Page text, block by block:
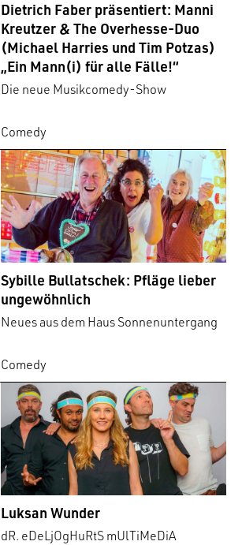
Dietrich Faber präsentiert: Manni
Kreutzer & The Overhesse-Duo
(Michael Harries und Tim Potzas)
„Ein Mann(i) für alle Fälle!“
Die neue Musikcomedy-Show
Comedy
Sybille Bullatschek: Pfläge lieber
ungewöhnlich
Neues aus dem Haus Sonnenuntergang
Comedy
Luksan Wunder
dR. eDeLjOgHuRtS mUlTiMeDiA